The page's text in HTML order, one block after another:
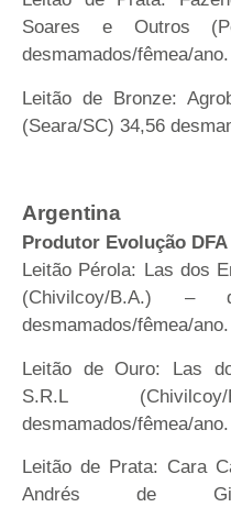
Soares e Outros
desmamados/fêmea/ano.
Leitão de Bronze:
(Seara/SC) 34,56
Argentina
Produtor Evolução DFA
Leitão Pérola: Las dos
(Chivilcoy/B.A.)
desmamados/fêmea/ano.
Leitão de Ouro: Las
S.R.L
desmamados/fêmea/ano.
Leitão de Prata: Cara
Andrés de